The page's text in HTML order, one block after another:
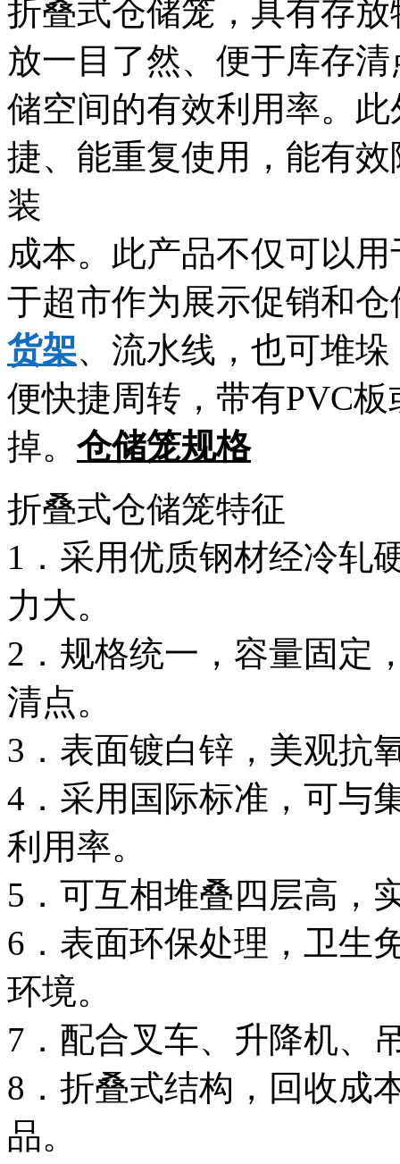
折叠式仓储笼，具有存
放一目了然、便于库存
储空间的有效利用率。
捷、能重复使用，能有
装
成本。此产品不仅可以
于超市作为展示促销和
货架、流水线，也可堆
便快捷周转，带有PVC
掉。 仓储笼规格
折叠式仓储笼特征
1．采用优质钢材经冷轧
力大。
2．规格统一，容量固定
清点。
3．表面镀白锌，美观抗
4．采用国际标准，可与
利用率。
5．可互相堆叠四层高，
6．表面环保处理，卫生
环境。
7．配合叉车、升降机、
8．折叠式结构，回收成
品。